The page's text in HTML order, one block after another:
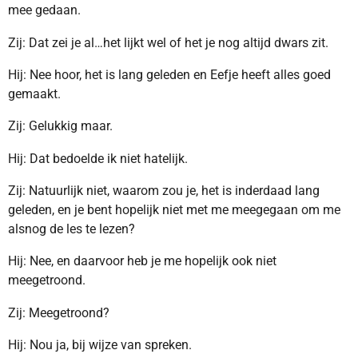
mee gedaan.
Zij: Dat zei je al…het lijkt wel of het je nog altijd dwars zit.
Hij: Nee hoor, het is lang geleden en Eefje heeft alles goed
gemaakt.
Zij: Gelukkig maar.
Hij: Dat bedoelde ik niet hatelijk.
Zij: Natuurlijk niet, waarom zou je, het is inderdaad lang
geleden, en je bent hopelijk niet met me meegegaan om me
alsnog de les te lezen?
Hij: Nee, en daarvoor heb je me hopelijk ook niet
meegetroond.
Zij: Meegetroond?
Hij: Nou ja, bij wijze van spreken.